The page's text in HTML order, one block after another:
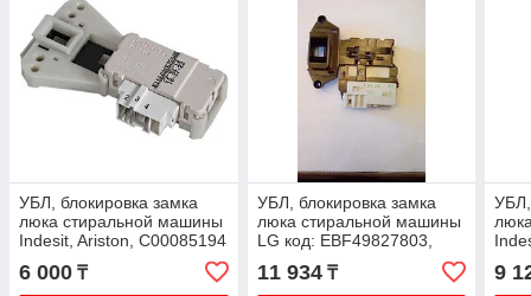
УБЛ, блокировка замка
люка стиральной машины
Indesit, Ariston, C00085194
6 000 ₸
УБЛ, блокировка замка
люка стиральной машины
LG код: EBF49827803,
11 934₸
УБЛ,
9